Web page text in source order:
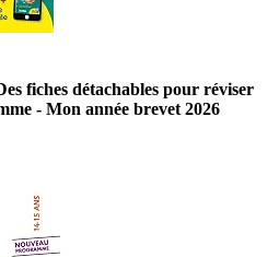
fiches détachables pour réviser
- Mon année brevet 2026